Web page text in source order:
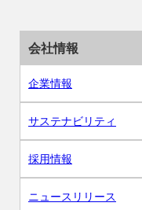
会社情報
企業情報
サステナビリティ
採用情報
ニュースリリース